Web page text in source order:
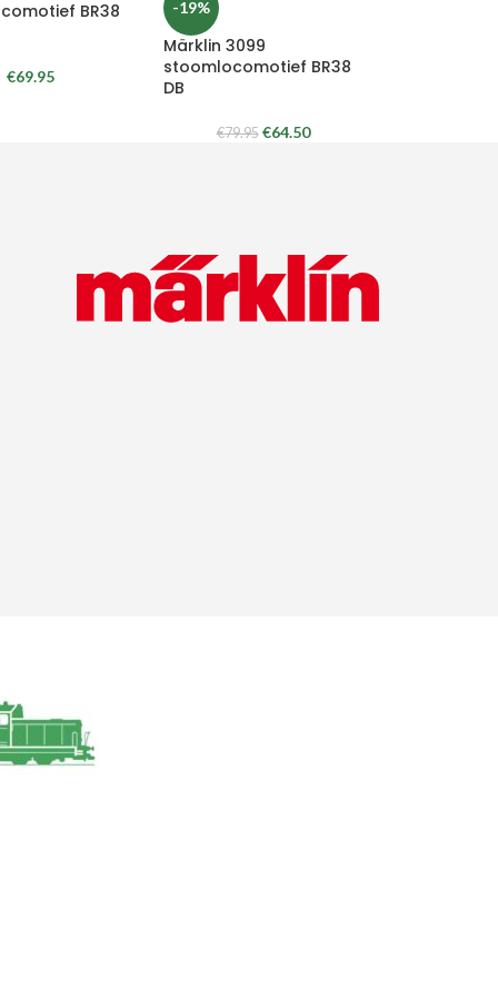
BR38
€69.95
-19%
Märklin 3099
stoomlocomotief BR38
DB
€79.95 €64.50